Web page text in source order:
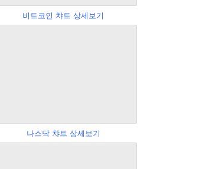
비트코인 챠트 상세보기
나스닥 챠트 상세보기